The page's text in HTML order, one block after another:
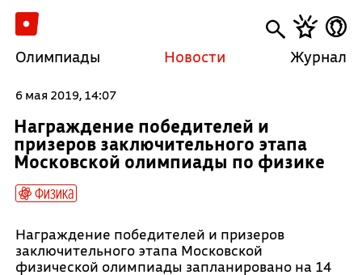
Олимпиады Новости Журнал
6 мая 2019, 14:07
Награждение победителей и
призеров заключительного этапа
Московской олимпиады по физике
Физика
Награждение победителей и призеров
заключительного этапа Московской
физической олимпиады запланировано на 14